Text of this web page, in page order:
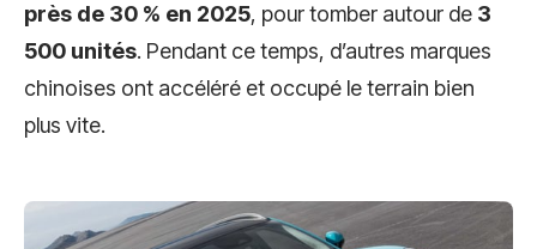
près de 30 % en 2025, pour tomber autour de 3
500 unités. Pendant ce temps, d’autres marques
chinoises ont accéléré et occupé le terrain bien
plus vite.